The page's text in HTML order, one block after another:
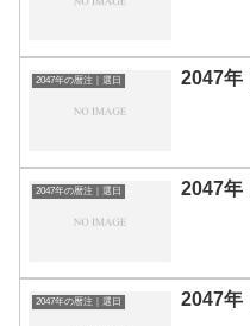
2047年の暦注｜選日 2047年
2047年の暦注｜選日 2047年
2047年の暦注｜選日 2047年